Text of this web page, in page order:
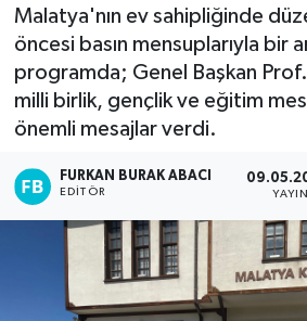
Malatya'nın ev sahipliğinde
öncesi basın mensuplarıyla bir
programda; Genel Başkan
milli birlik, gençlik ve eğitim
önemli mesajlar verdi.
FURKAN BURAK ABACI
EDITÖR